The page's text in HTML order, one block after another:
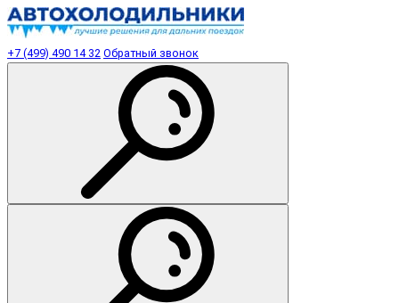
+7 (499) 490 14 32 Обратный звонок